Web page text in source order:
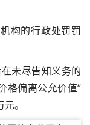
构的行政处罚罚
未尽告知义务的
格偏离公允价值”
。